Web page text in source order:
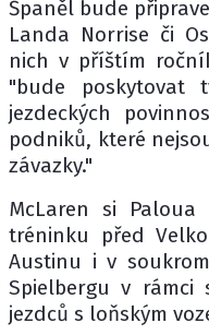
Španěl bude
Landa Norrise či
nich v příštím
"bude poskytovat
jezdeckých
podniků, které
závazky."
McLaren si
tréninku před
Austinu i v
Spielbergu v rámci
jezdců s loňským